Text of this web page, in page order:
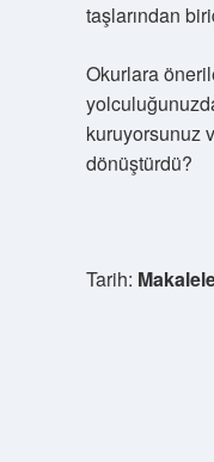
taşlarından
Okurlara
kuruyorsunuz
dönüştürdü?
Tarih: